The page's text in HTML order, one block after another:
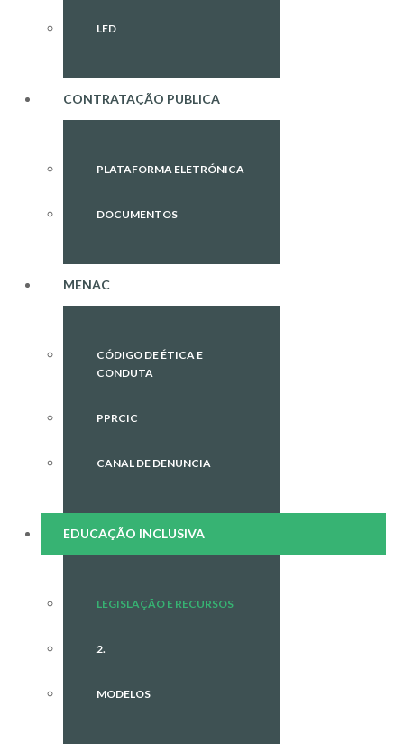
LED
CONTRATAÇÃO PUBLICA
PLATAFORMA ELETRÓNICA
DOCUMENTOS
MENAC
CÓDIGO DE ÉTICA E
CONDUTA
PPRCIC
CANAL DE DENUNCIA
EDUCAÇÃO INCLUSIVA
LEGISLAÇÃO E RECURSOS
2.
MODELOS